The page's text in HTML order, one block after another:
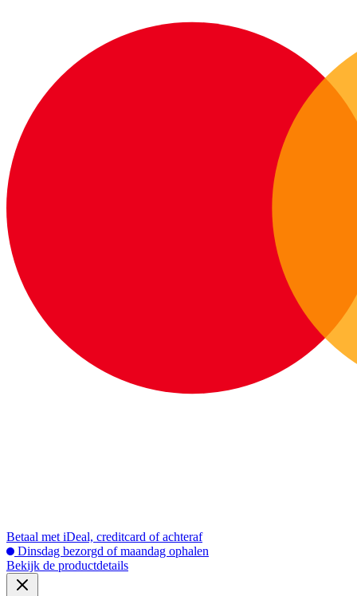
Betaal met iDeal, creditcard of achteraf
Dinsdag bezorgd of maandag ophalen
Bekijk de productdetails